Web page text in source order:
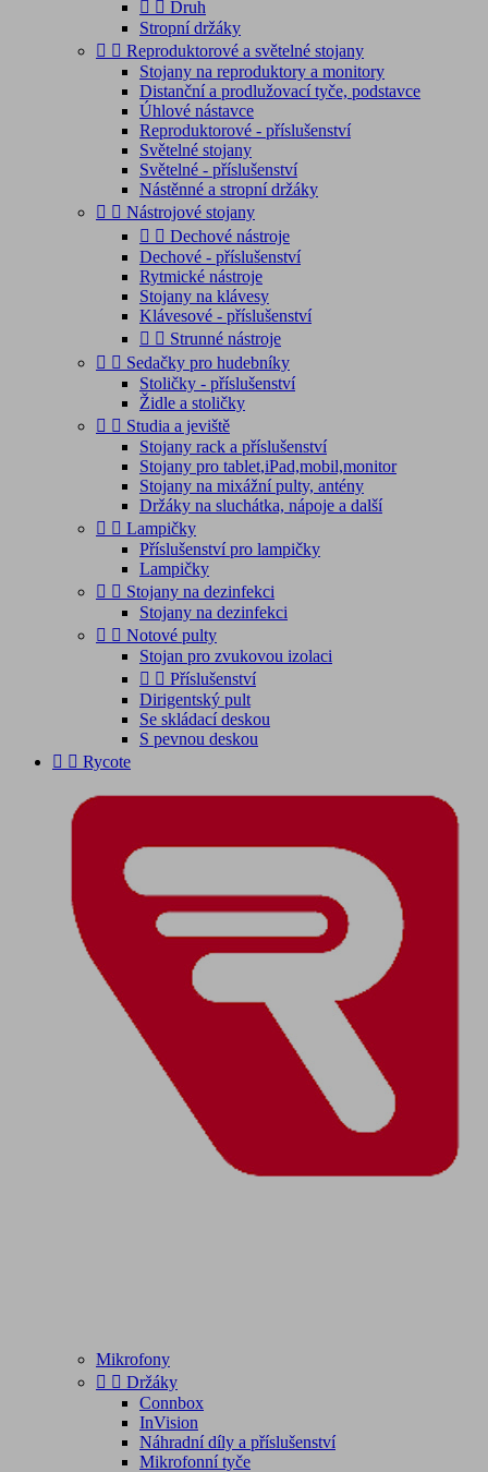
  Druh
Stropní držáky
  Reproduktorové a světelné stojany
Stojany na reproduktory a monitory
Distanční a prodlužovací tyče, podstavce
Úhlové nástavce
Reproduktorové - příslušenství
Světelné stojany
Světelné - příslušenství
Nástěnné a stropní držáky
  Nástrojové stojany
  Dechové nástroje
Dechové - příslušenství
Rytmické nástroje
Stojany na klávesy
Klávesové - příslušenství
  Strunné nástroje
  Sedačky pro hudebníky
Stoličky - příslušenství
Židle a stoličky
  Studia a jeviště
Stojany rack a příslušenství
Stojany pro tablet,iPad,mobil,monitor
Stojany na mixážní pulty, antény
Držáky na sluchátka, nápoje a další
  Lampičky
Příslušenství pro lampičky
Lampičky
  Stojany na dezinfekci
Stojany na dezinfekci
  Notové pulty
Stojan pro zvukovou izolaci
  Příslušenství
Dirigentský pult
Se skládací deskou
S pevnou deskou
  Rycote
Mikrofony
  Držáky
Connbox
InVision
Náhradní díly a příslušenství
Mikrofonní tyče